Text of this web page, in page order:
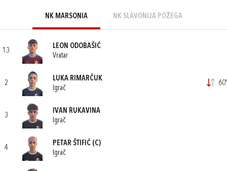
NK MARSONIA NK SLAVONIJA POŽEGA
13
LEON ODOBAŠIĆ
Vratar
2
LUKA RIMARČUK
Igrač
60'
3
IVAN RUKAVINA
Igrač
4
PETAR ŠTIFIĆ (C)
Igrač